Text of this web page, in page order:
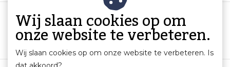
Wij slaan cookies op om
onze website te verbeteren.
Wij slaan cookies op om onze website te verbeteren. Is